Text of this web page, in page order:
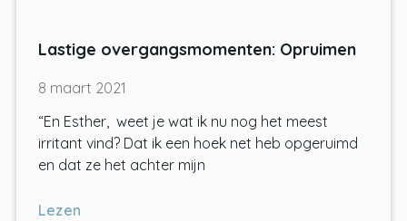
Lastige overgangsmomenten: Opruimen
8 maart 2021
“En Esther, weet je wat ik nu nog het meest
irritant vind? Dat ik een hoek net heb opgeruimd
en dat ze het achter mijn
Lezen